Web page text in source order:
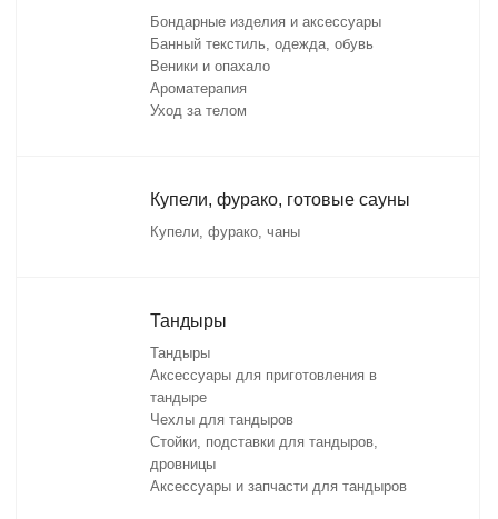
Бондарные изделия и аксессуары
Банный текстиль, одежда, обувь
Веники и опахало
Ароматерапия
Уход за телом
Купели, фурако, готовые сауны
Купели, фурако, чаны
Тандыры
Тандыры
Аксессуары для приготовления в
тандыре
Чехлы для тандыров
Стойки, подставки для тандыров,
дровницы
Аксессуары и запчасти для тандыров